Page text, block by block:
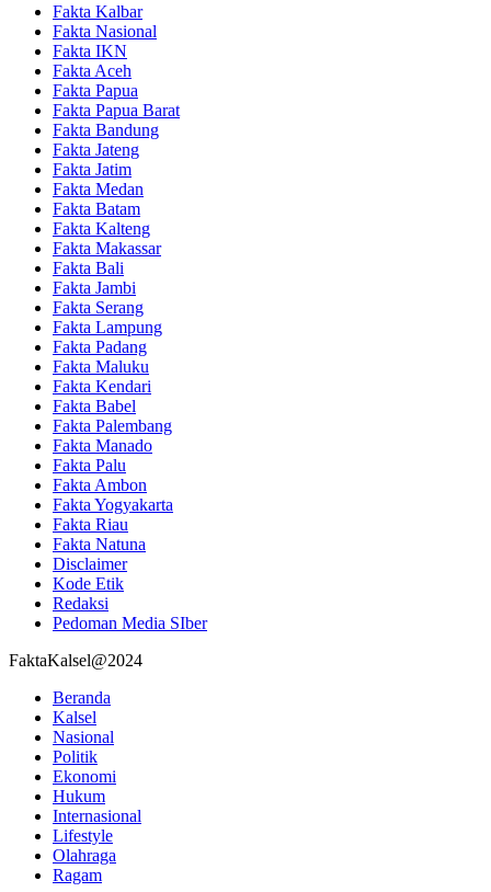
Fakta Kalbar
Fakta Nasional
Fakta IKN
Fakta Aceh
Fakta Papua
Fakta Papua Barat
Fakta Bandung
Fakta Jateng
Fakta Jatim
Fakta Medan
Fakta Batam
Fakta Kalteng
Fakta Makassar
Fakta Bali
Fakta Jambi
Fakta Serang
Fakta Lampung
Fakta Padang
Fakta Maluku
Fakta Kendari
Fakta Babel
Fakta Palembang
Fakta Manado
Fakta Palu
Fakta Ambon
Fakta Yogyakarta
Fakta Riau
Fakta Natuna
Disclaimer
Kode Etik
Redaksi
Pedoman Media SIber
FaktaKalsel@2024
Beranda
Kalsel
Nasional
Politik
Ekonomi
Hukum
Internasional
Lifestyle
Olahraga
Ragam